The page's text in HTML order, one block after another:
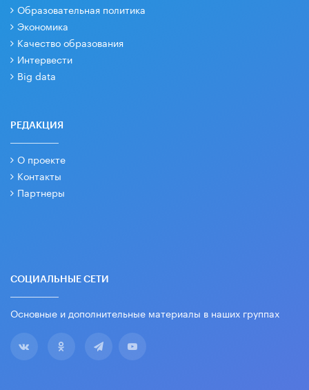
Образовательная политика
Экономика
Качество образования
Интервести
Big data
РЕДАКЦИЯ
О проекте
Контакты
Партнеры
СОЦИАЛЬНЫЕ СЕТИ
Основные и дополнительные материалы в наших группах